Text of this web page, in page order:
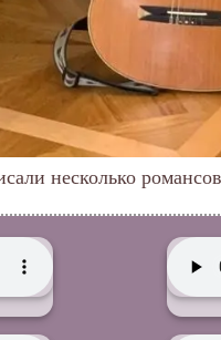
несколько